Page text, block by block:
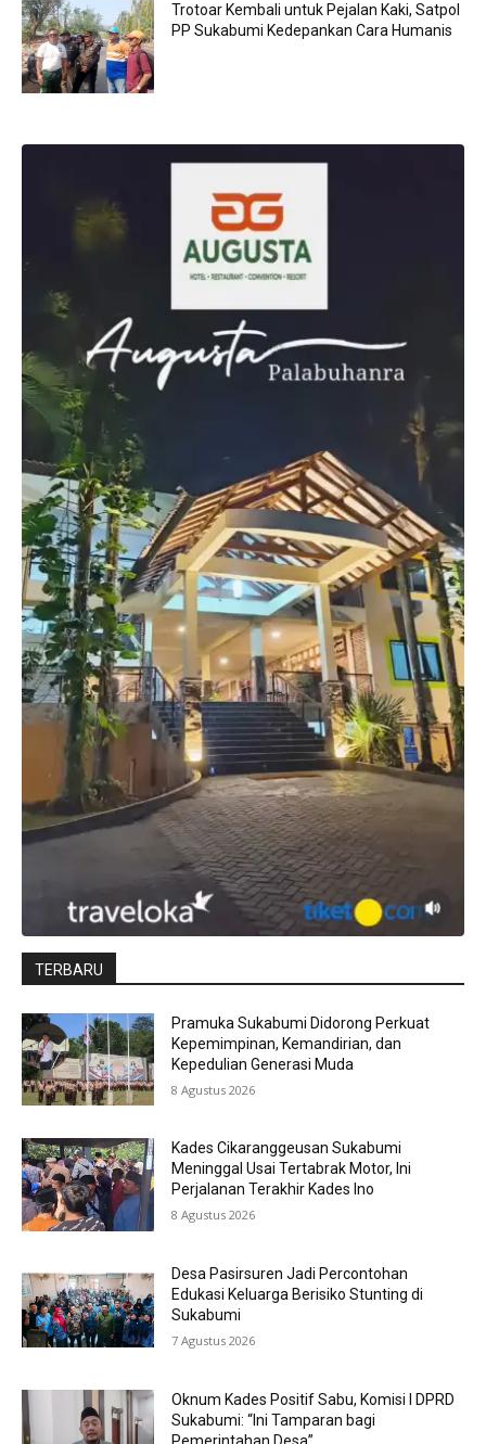
Trotoar Kembali untuk Pejalan Kaki, Satpol
PP Sukabumi Kedepankan Cara Humanis
TERBARU
Pramuka Sukabumi Didorong Perkuat
Kepemimpinan, Kemandirian, dan
Kepedulian Generasi Muda
8 Agustus 2026
Kades Cikaranggeusan Sukabumi
Meninggal Usai Tertabrak Motor, Ini
Perjalanan Terakhir Kades Ino
8 Agustus 2026
Desa Pasirsuren Jadi Percontohan
Edukasi Keluarga Berisiko Stunting di
Sukabumi
7 Agustus 2026
Oknum Kades Positif Sabu, Komisi I DPRD
Sukabumi: “Ini Tamparan bagi
Pemerintahan Desa”